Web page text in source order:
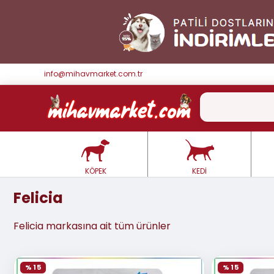
info@mihavmarket.com.tr
KÖPEK KEDİ
Felicia
Felicia markasına ait tüm ürünler
% 15 % 15